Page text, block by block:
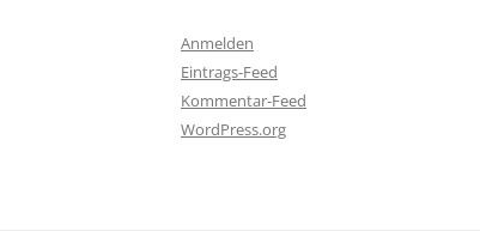
Anmelden
Eintrags-Feed
Kommentar-Feed
WordPress.org